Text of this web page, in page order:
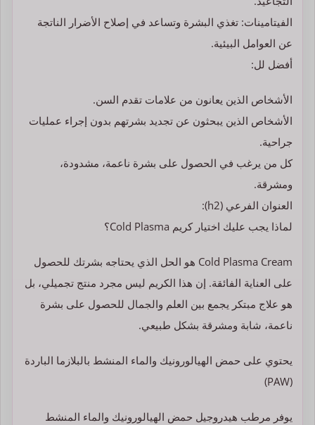
الفيتامينات: تغذي البشرة وتساعد في إصلاح الأضرار الناتجة
عن العوامل البيئية.
أفضل لل:
الأشخاص الذين يعانون من علامات تقدم السن.
الأشخاص الذين يبحثون عن تجديد بشرتهم بدون إجراء عمليات
جراحية.
كل من يرغب في الحصول على بشرة ناعمة، مشدودة،
ومشرقة.
العنوان الفرعي (h2):
لماذا يجب عليك اختيار كريم Cold Plasma؟
Cold Plasma Cream هو الحل الذي يحتاجه بشرتك للحصول
على العناية الفائقة. إن هذا الكريم ليس مجرد منتج تجميلي، بل
هو علاج مبتكر يجمع بين العلم والجمال للحصول على بشرة
ناعمة، شابة ومشرقة بشكل طبيعي.
يحتوي على حمض الهيالورونيك والماء المنشط بالبلازما الباردة
(PAW)
يوفر مرطب هيدروجيل حمض الهيالورونيك والماء المنشط